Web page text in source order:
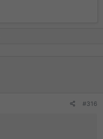
#316